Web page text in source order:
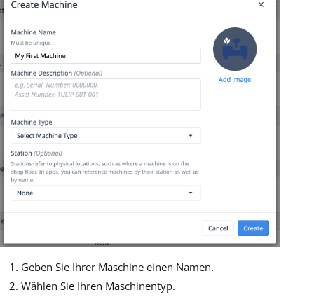
Geben Sie Ihrer Maschine einen Namen.
Wählen Sie Ihren Maschinentyp.